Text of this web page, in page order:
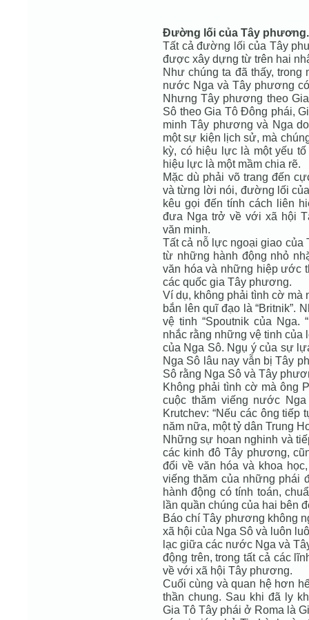
Đường lối của Tây phương.
Tất cả đường lối của Tây
được xây dựng từ trên hai
Như chúng ta đã thấy,
nước Nga và Tây phương
Nhưng Tây phương theo
Sô theo Gia Tô Đông phái,
minh Tây phương và Nga
một sự kiện lịch sử, mà
kỳ, có hiệu lực là một yếu
hiệu lực là một mầm chia rẽ.
Mặc dù phải võ trang đến
và từng lời nói, đường lối
kêu gọi đến tính cách liên
đưa Nga trở về với xã hội
văn minh.
Tất cả nỗ lực ngoại giao
từ những hành động nhỏ
văn hóa và những hiệp ước
các quốc gia Tây phương.
Ví dụ, không phải tình cờ mà
bắn lên quĩ đạo là “Britnik”.
vệ tinh “Spoutnik của Nga.
nhắc rằng những vệ tinh
của Nga Sô. Ngụ ý của sự
Nga Sô lâu nay vẫn bị Tây
Sô rằng Nga Sô và Tây
Không phải tình cờ mà ông
cuộc thăm viếng nước
Krutchev: “Nếu các ông
năm nữa, một tỷ dân Trung
Những sự hoan nghinh và
các kinh đô Tây phương,
đổi về văn hóa và khoa
viếng thăm của những phái
hành động có tính toán,
lần quần chúng của hai bên
Báo chí Tây phương không
xã hội của Nga Sô và luôn
lạc giữa các nước Nga và
động trên, trong tất cả các
về với xã hội Tây phương.
Cuối cùng và quan hệ hơn
thần chung. Sau khi đã ly
Gia Tô Tây phái ở Roma là